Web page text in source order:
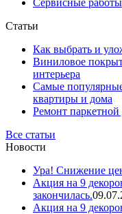
Сервисные работы
Статьи
Как выбрать и
Виниловое
интерьера
Самые
квартиры и дома
Ремонт паркетной
Все статьи
Новости
Ура! Снижение
Акция на 9
закончилась.
Акция на 9